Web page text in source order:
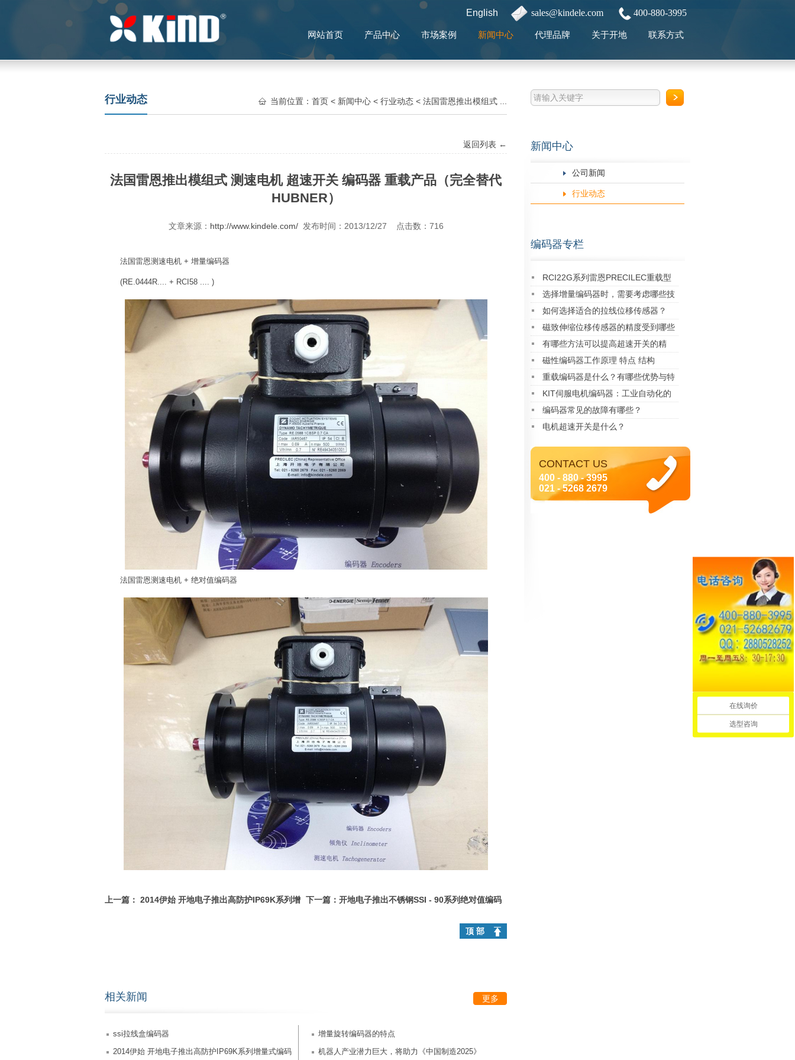
English sales@kindele.com 400-880-3995
网站首页 产品中心 市场案例 新闻中心 代理品牌 关于开地 联系方式
新闻中心
公司新闻
行业动态
编码器专栏
RCI22G系列雷恩PRECILEC重载型
编码器
选择增量编码器时，需要考虑哪些技
术指标？
如何选择适合的拉线位移传感器？
磁致伸缩位移传感器的精度受到哪些
因素的影响？
有哪些方法可以提高超速开关的精
度？
磁性编码器工作原理 特点 结构
重载编码器是什么？有哪些优势与特
点
KIT伺服电机编码器：工业自动化的
精密核心
编码器常见的故障有哪些？
电机超速开关是什么？
CONTACT US
400 - 880 - 3995
021 - 5268 2679
行业动态 当前位置： 首页 < 新闻中心 < 行业动态 < 法国雷恩推出模组式 ...
返回列表 ←
法国雷恩推出模组式 测速电机 超速开关 编码器 重载产品（完全替代
HUBNER）
文章来源： http://www.kindele.com/发布时间：2013/12/27 点击数： 716
法国雷恩测速电机 + 增量编码器
(RE.0444R.... + RCI58 .... )
法国雷恩测速电机 + 绝对值编码器
上一篇： 2014伊始 开地电子推出高防护IP69K系列增 下一篇： 开地电子推出不锈钢SSI - 90系列绝对值编码
顶 部
相关新闻 更多
ssi拉线盒编码器
增量旋转编码器的特点
2014伊始 开地电子推出高防护IP69K系列增量式编码
机器人产业潜力巨大，将助力《中国制造2025》
在线询价
选型咨询